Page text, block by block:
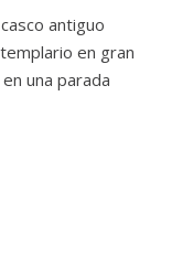
antiguo
en gran
una parada